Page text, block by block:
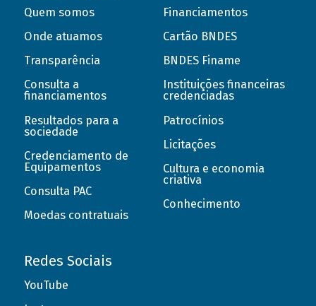
Quem somos
Onde atuamos
Transparência
Consulta a
financiamentos
Resultados para a
sociedade
Credenciamento de
Equipamentos
Consulta PAC
Moedas contratuais
Financiamentos
Cartão BNDES
BNDES Finame
Instituições financeiras
credenciadas
Patrocínios
Licitações
Cultura e economia
criativa
Conhecimento
Redes Sociais
YouTube